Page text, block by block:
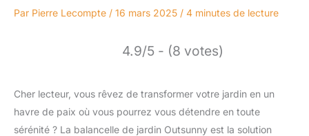
Par Pierre Lecompte / 16 mars 2025 / 4 minutes de lecture
4.9/5 - (8 votes)
Cher lecteur, vous rêvez de transformer votre jardin en un
havre de paix où vous pourrez vous détendre en toute
sérénité ? La balancelle de jardin Outsunny est la solution